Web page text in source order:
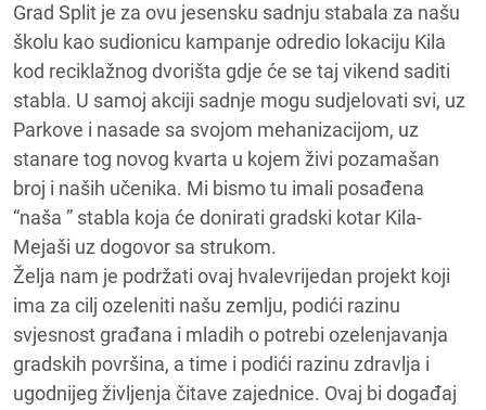
Grad Split je za ovu jesensku sadnju stabala za našu
školu kao sudionicu kampanje odredio lokaciju Kila
kod reciklažnog dvorišta gdje će se taj vikend saditi
stabla. U samoj akciji sadnje mogu sudjelovati svi, uz
Parkove i nasade sa svojom mehanizacijom, uz
stanare tog novog kvarta u kojem živi pozamašan
broj i naših učenika. Mi bismo tu imali posađena
“naša ” stabla koja će donirati gradski kotar Kila-
Mejaši uz dogovor sa strukom.
Želja nam je podržati ovaj hvalevrijedan projekt koji
ima za cilj ozeleniti našu zemlju, podići razinu
svjesnost građana i mladih o potrebi ozelenjavanja
gradskih površina, a time i podići razinu zdravlja i
ugodnijeg življenja čitave zajednice. Ovaj bi događaj